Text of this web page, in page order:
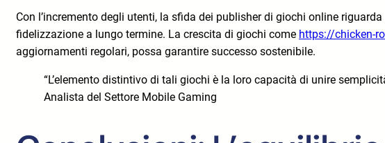
Con l’incremento degli utenti, la sfida dei publisher di giochi online
fidelizzazione a lungo termine. La crescita di giochi come https://chicken-
aggiornamenti regolari, possa garantire successo sostenibile.
“L’elemento distintivo di tali giochi è la loro capacità di unire
Analista del Settore Mobile Gaming